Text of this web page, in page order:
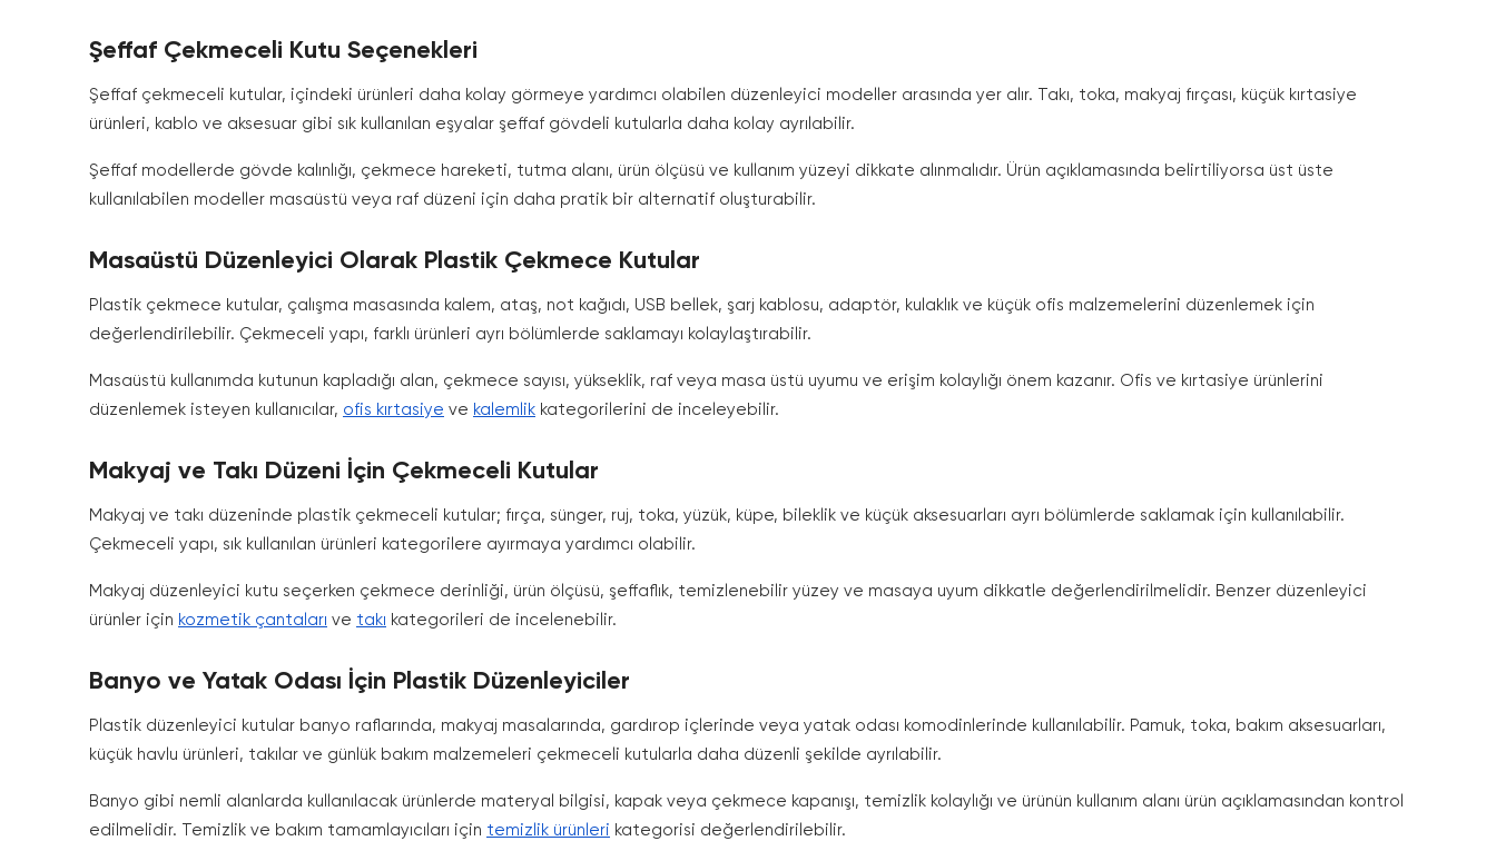
Şeffaf Çekmeceli Kutu Seçenekleri
Şeffaf çekmeceli kutular, içindeki ürünleri daha kolay görmeye yardımcı olabilen düzenleyici modeller arasında yer alır. Takı, toka, makyaj fırçası, küçük kırtasiye
ürünleri, kablo ve aksesuar gibi sık kullanılan eşyalar şeffaf gövdeli kutularla daha kolay ayrılabilir.
Şeffaf modellerde gövde kalınlığı, çekmece hareketi, tutma alanı, ürün ölçüsü ve kullanım yüzeyi dikkate alınmalıdır. Ürün açıklamasında belirtiliyorsa üst üste
kullanılabilen modeller masaüstü veya raf düzeni için daha pratik bir alternatif oluşturabilir.
Masaüstü Düzenleyici Olarak Plastik Çekmece Kutular
Plastik çekmece kutular, çalışma masasında kalem, ataş, not kağıdı, USB bellek, şarj kablosu, adaptör, kulaklık ve küçük ofis malzemelerini düzenlemek için
değerlendirilebilir. Çekmeceli yapı, farklı ürünleri ayrı bölümlerde saklamayı kolaylaştırabilir.
Masaüstü kullanımda kutunun kapladığı alan, çekmece sayısı, yükseklik, raf veya masa üstü uyumu ve erişim kolaylığı önem kazanır. Ofis ve kırtasiye ürünlerini
düzenlemek isteyen kullanıcılar, ofis kırtasiye ve kalemlik kategorilerini de inceleyebilir.
Makyaj ve Takı Düzeni İçin Çekmeceli Kutular
Makyaj ve takı düzeninde plastik çekmeceli kutular; fırça, sünger, ruj, toka, yüzük, küpe, bileklik ve küçük aksesuarları ayrı bölümlerde saklamak için kullanılabilir.
Çekmeceli yapı, sık kullanılan ürünleri kategorilere ayırmaya yardımcı olabilir.
Makyaj düzenleyici kutu seçerken çekmece derinliği, ürün ölçüsü, şeffaflık, temizlenebilir yüzey ve masaya uyum dikkatle değerlendirilmelidir. Benzer düzenleyici
ürünler için kozmetik çantaları ve takı kategorileri de incelenebilir.
Banyo ve Yatak Odası İçin Plastik Düzenleyiciler
Plastik düzenleyici kutular banyo raflarında, makyaj masalarında, gardırop içlerinde veya yatak odası komodinlerinde kullanılabilir. Pamuk, toka, bakım aksesuarları,
küçük havlu ürünleri, takılar ve günlük bakım malzemeleri çekmeceli kutularla daha düzenli şekilde ayrılabilir.
Banyo gibi nemli alanlarda kullanılacak ürünlerde materyal bilgisi, kapak veya çekmece kapanışı, temizlik kolaylığı ve ürünün kullanım alanı ürün açıklamasından kontrol
edilmelidir. Temizlik ve bakım tamamlayıcıları için temizlik ürünleri kategorisi değerlendirilebilir.